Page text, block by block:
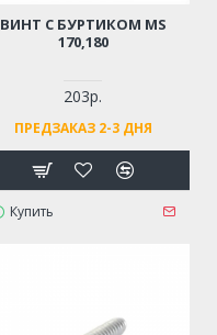
ВИНТ С БУРТИКОМ MS
170,180
203р.
ПРЕДЗАКАЗ 2-3 ДНЯ
Купить